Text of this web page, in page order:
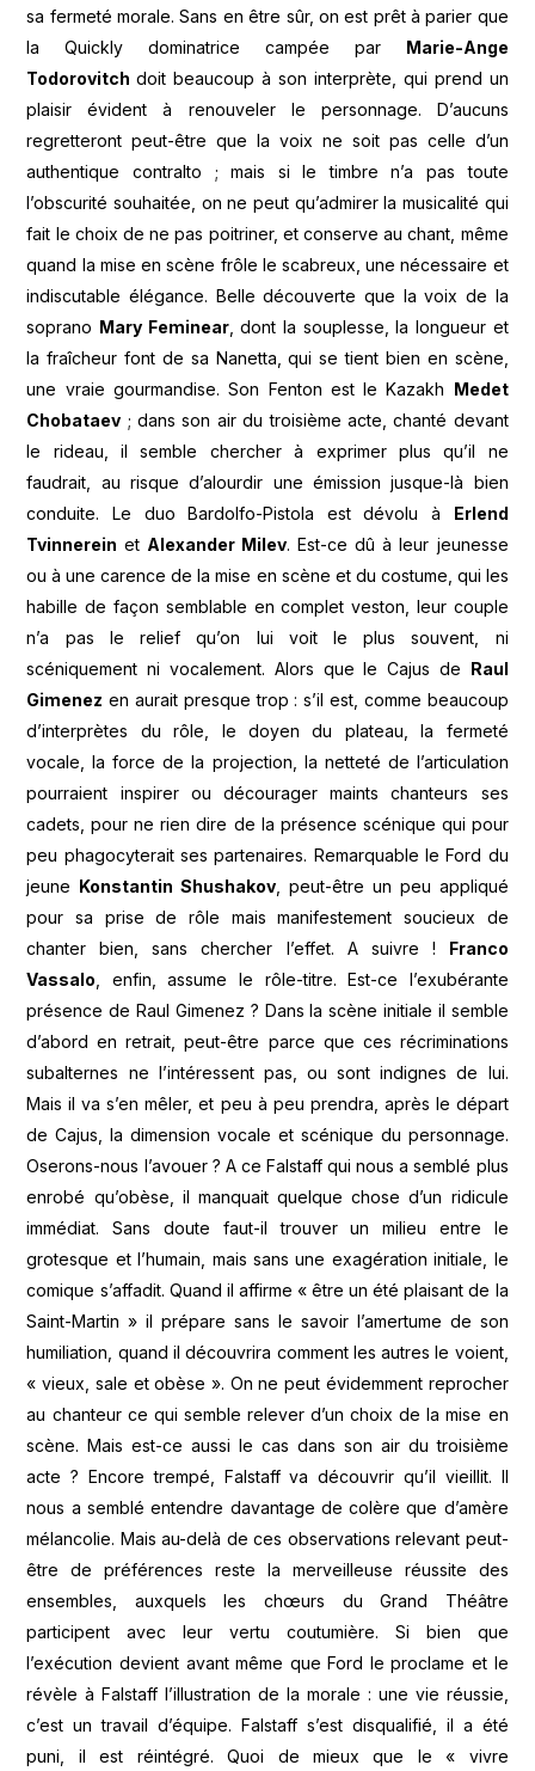
sa fermeté morale. Sans en être sûr, on est prêt à parier que
la Quickly dominatrice campée par Marie-Ange
Todorovitchdoit beaucoup à son interprète, qui prend un
plaisir évident à renouveler le personnage. D’aucuns
regretteront peut-être que la voix ne soit pas celle d’un
authentique contralto ; mais si le timbre n’a pas toute
l’obscurité souhaitée, on ne peut qu’admirer la musicalité qui
fait le choix de ne pas poitriner, et conserve au chant, même
quand la mise en scène frôle le scabreux, une nécessaire et
indiscutable élégance. Belle découverte que la voix de la
soprano Mary Feminear, dont la souplesse, la longueur et
la fraîcheur font de sa Nanetta, qui se tient bien en scène,
une vraie gourmandise. Son Fenton est le Kazakh Medet
Chobataev ; dans son air du troisième acte, chanté devant
le rideau, il semble chercher à exprimer plus qu’il ne
faudrait, au risque d’alourdir une émission jusque-là bien
conduite. Le duo Bardolfo-Pistola est dévolu à Erlend
Tvinnerein et Alexander Milev. Est-ce dû à leur jeunesse
ou à une carence de la mise en scène et du costume, qui les
habille de façon semblable en complet veston, leur couple
n’a pas le relief qu’on lui voit le plus souvent, ni
scéniquement ni vocalement. Alors que le Cajus de Raul
Gimenez en aurait presque trop : s’il est, comme beaucoup
d’interprètes du rôle, le doyen du plateau, la fermeté
vocale, la force de la projection, la netteté de l’articulation
pourraient inspirer ou décourager maints chanteurs ses
cadets, pour ne rien dire de la présence scénique qui pour
peu phagocyterait ses partenaires. Remarquable le Ford du
jeune Konstantin Shushakov , peut-être un peu appliqué
pour sa prise de rôle mais manifestement soucieux de
chanter bien, sans chercher l’effet. A suivre ! Franco
Vassalo , enfin, assume le rôle-titre. Est-ce l’exubérante
présence de Raul Gimenez ? Dans la scène initiale il semble
d’abord en retrait, peut-être parce que ces récriminations
subalternes ne l’intéressent pas, ou sont indignes de lui.
Mais il va s’en mêler, et peu à peu prendra, après le départ
de Cajus, la dimension vocale et scénique du personnage.
Oserons-nous l’avouer ? A ce Falstaff qui nous a semblé plus
enrobé qu’obèse, il manquait quelque chose d’un ridicule
immédiat. Sans doute faut-il trouver un milieu entre le
grotesque et l’humain, mais sans une exagération initiale, le
comique s’affadit. Quand il affirme « être un été plaisant de la
Saint-Martin » il prépare sans le savoir l’amertume de son
humiliation, quand il découvrira comment les autres le voient,
« vieux, sale et obèse ». On ne peut évidemment reprocher
au chanteur ce qui semble relever d’un choix de la mise en
scène. Mais est-ce aussi le cas dans son air du troisième
acte ? Encore trempé, Falstaff va découvrir qu’il vieillit. Il
nous a semblé entendre davantage de colère que d’amère
mélancolie. Mais au-delà de ces observations relevant peut-
être de préférences reste la merveilleuse réussite des
ensembles, auxquels les chœurs du Grand Théâtre
participent avec leur vertu coutumière. Si bien que
l’exécution devient avant même que Ford le proclame et le
révèle à Falstaff l’illustration de la morale : une vie réussie,
c’est un travail d’équipe. Falstaff s’est disqualifié, il a été
puni, il est réintégré. Quoi de mieux que le « vivre